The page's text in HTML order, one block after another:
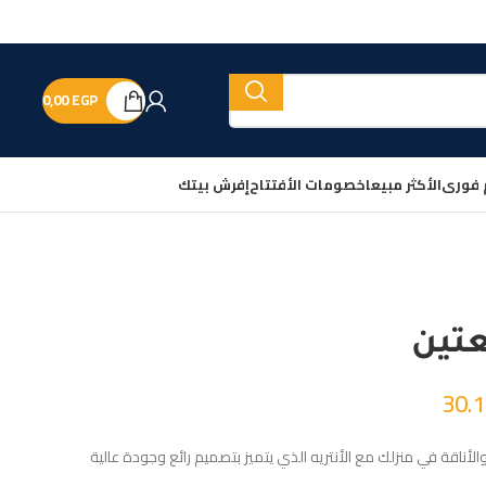
0,00EGP
فورىالأكثر مبيعاخصومات الأفتتاحإفرش بيتك
في منزلك مع الأنتريه الذي يتميز بتصميم رائع وجودة عالية